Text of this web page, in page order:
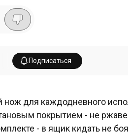
Подписаться
нож для каждодневного
покрытием - не
- в ящик кидать не